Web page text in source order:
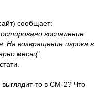
сообщает:
воспаление
На возвращение игрока в
месяц".
то в СМ-2? Что